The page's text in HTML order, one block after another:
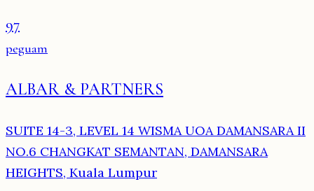
97
peguam
ALBAR & PARTNERS
SUITE 14-3, LEVEL 14 WISMA UOA DAMANSARA II
NO.6 CHANGKAT SEMANTAN, DAMANSARA
HEIGHTS, Kuala Lumpur